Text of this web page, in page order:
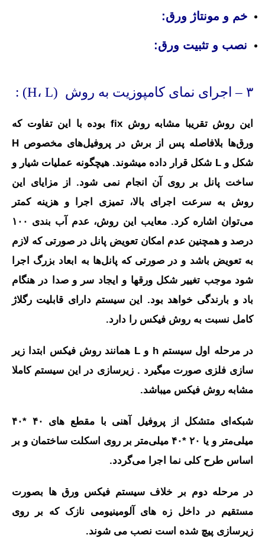
خم و مونتاژ ورق:
نصب و تثبیت ورق:
۳ – اجرای نمای کامپوزیت به روش (H، L) :
این روش تقریبا مشابه روش fix بوده با این تفاوت که
ورق‌ها بلافاصله پس از برش در پروفیل‌های مخصوص H
شکل و L شکل قرار داده میشوند. هیچگونه عملیات شیار و
ساخت پانل بر روی آن انجام نمی شود. از مزایای این
روش به سرعت اجرای بالا، تمیزی اجرا و هزینه کمتر
می‌توان اشاره کرد. معایب این روش، عدم آب بندی ۱۰۰
درصد و همچنین عدم امکان تعویض پانل در صورتی که لازم
به تعویض باشد و در صورتی که پانل‌ها به ابعاد بزرگ اجرا
شود موجب تغییر شکل ورقها و ایجاد سر و صدا در هنگام
باد و بارندگی خواهد بود. این سیستم دارای قابلیت رگلاژ
کامل نسبت به روش فیکس را دارد.
در مرحله اول سیستم h و L همانند روش فیکس ابتدا زیر
سازی فلزی صورت میگیرد . زیرسازی در این سیستم کاملا
مشابه روش فیکس میباشد.
شبکه‌ای متشکل از پروفیل آهنی با مقطع های ۴۰ *۴۰
میلی‌متر و یا ۲۰ *۴۰ میلی‌متر بر روی اسکلت ساختمان و بر
اساس طرح کلی نما اجرا می‌گردد.
در مرحله دوم بر خلاف سیستم فیکس ورق ها بصورت
مستقیم در داخل زه های آلومینیومی نازک که بر روی
زیرسازی پیچ شده است نصب می‏ شوند.